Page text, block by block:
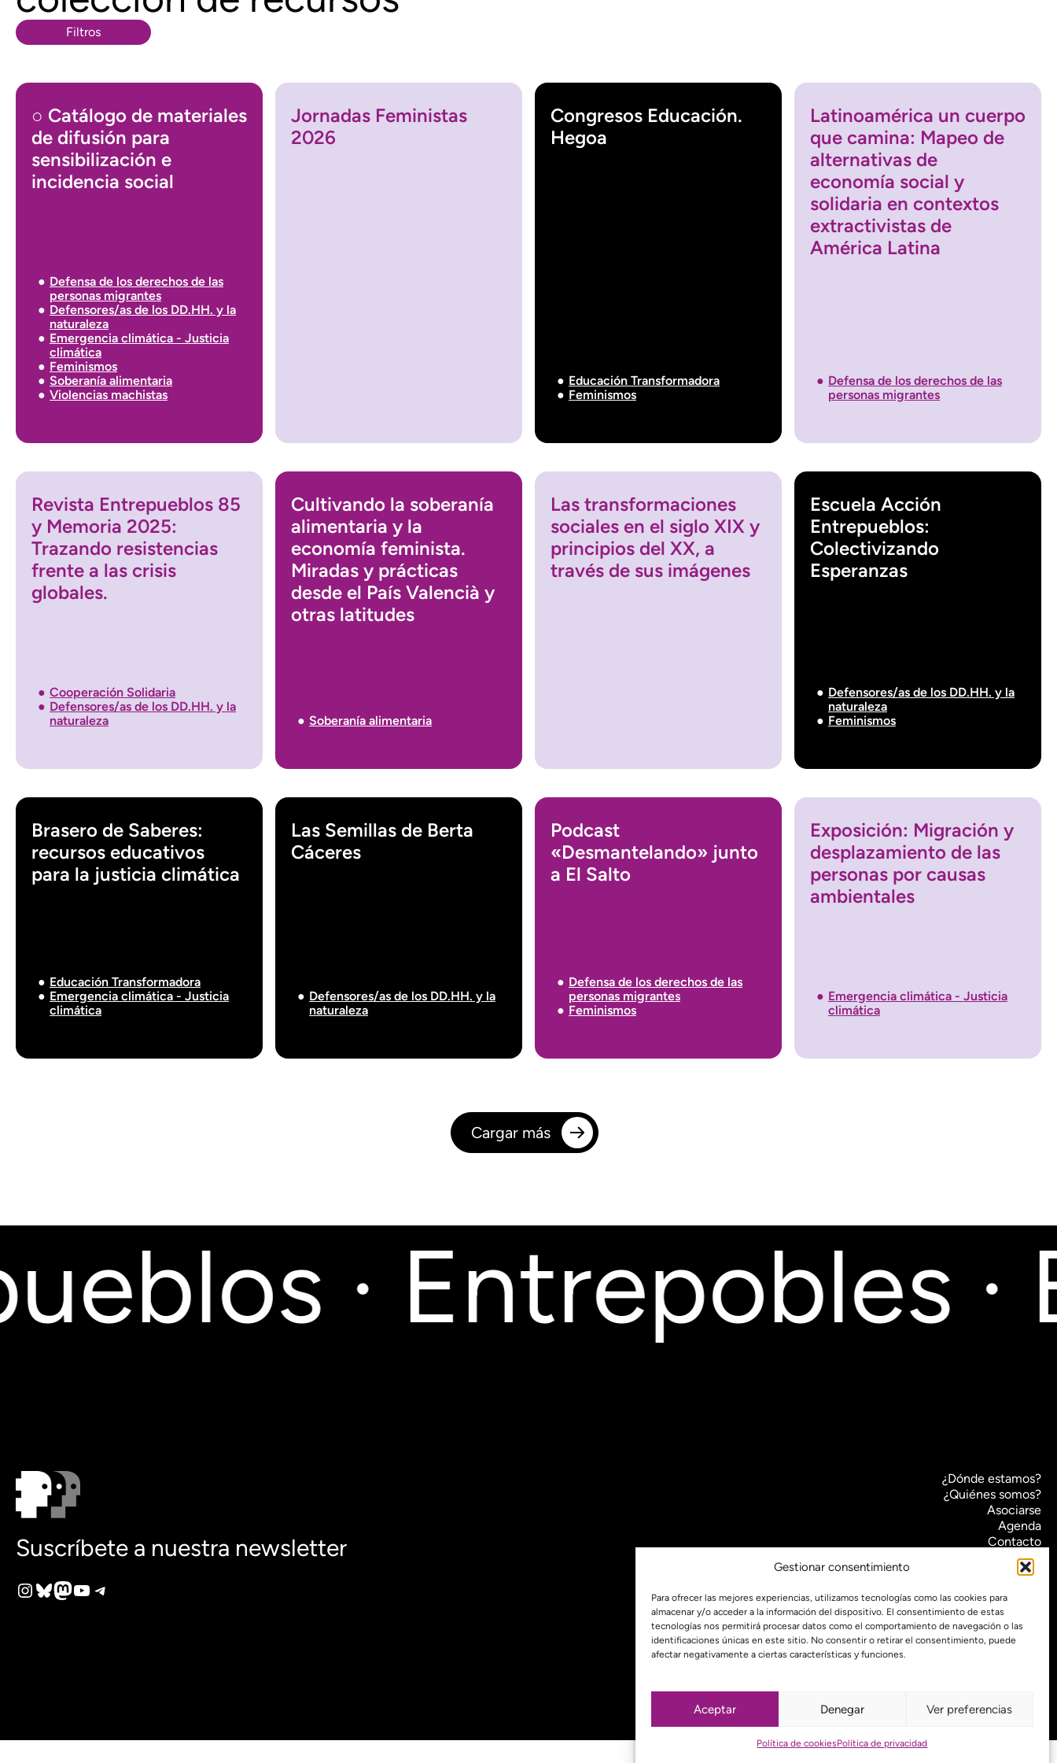
Gestionar consentimiento
Para ofrecer las mejores experiencias, utilizamos tecnologías como las cookies para
almacenar y/o acceder a la información del dispositivo. El consentimiento de estas
tecnologías nos permitirá procesar datos como el comportamiento de navegación o las
identificaciones únicas en este sitio. No consentir o retirar el consentimiento, puede
afectar negativamente a ciertas características y funciones.
Aceptar Denegar Ver preferencias
Política de cookiesPolítica de privacidad
Filtros
○ Catálogo de materiales
de difusión para
sensibilización e
incidencia social
Defensa de los derechos de las
personas migrantes
Defensores/as de los DD.HH. y la
naturaleza
Emergencia climática - Justicia
climática
Feminismos
Soberanía alimentaria
Violencias machistas
Jornadas Feministas
2026
Congresos Educación.
Hegoa
Educación Transformadora
Feminismos
Latinoamérica un cuerpo
que camina: Mapeo de
alternativas de
economía social y
solidaria en contextos
extractivistas de
América Latina
Defensa de los derechos de las
personas migrantes
Revista Entrepueblos 85
y Memoria 2025:
Trazando resistencias
frente a las crisis
globales.
Cooperación Solidaria
Defensores/as de los DD.HH. y la
naturaleza
Cultivando la soberanía
alimentaria y la
economía feminista.
Miradas y prácticas
desde el País Valencià y
otras latitudes
Soberanía alimentaria
Las transformaciones
sociales en el siglo XIX y
principios del XX, a
través de sus imágenes
Escuela Acción
Entrepueblos:
Colectivizando
Esperanzas
Defensores/as de los DD.HH. y la
naturaleza
Feminismos
Brasero de Saberes:
recursos educativos
para la justicia climática
Educación Transformadora
Emergencia climática - Justicia
climática
Las Semillas de Berta
Cáceres
Defensores/as de los DD.HH. y la
naturaleza
Podcast
«Desmantelando» junto
a El Salto
Defensa de los derechos de las
personas migrantes
Feminismos
Exposición: Migración y
desplazamiento de las
personas por causas
ambientales
Emergencia climática - Justicia
climática
Cargar más
· Entrepobles ·
Suscríbete a nuestra newsletter
Instagram
Bluesky
Mastodon
YouTube
Telegram
¿Dónde estamos?
¿Quiénes somos?
Asociarse
Agenda
Contacto
Transparencia
Política de cookies (UE)
Política de privacidad
Proyecto web financiado por: